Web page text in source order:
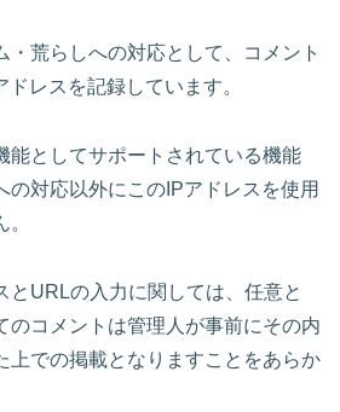
・荒らしへの対応として、コメント
レスを記録しています。
能としてサポートされている機能
の対応以外にこのIPアドレスを使用
とURLの入力に関しては、任意と
のコメントは管理人が事前にその内
上での掲載となりますことをあらか